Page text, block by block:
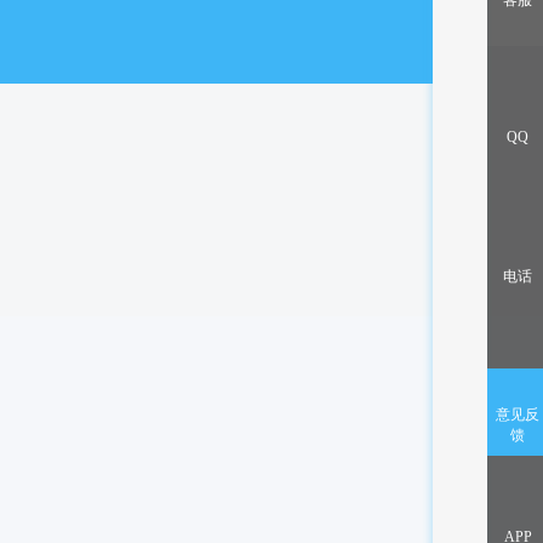
QQ
电话
意见反
馈
APP